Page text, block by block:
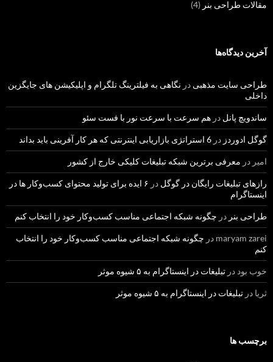
مقالات طراحی بنر (4)
آخرین دیدگاه‌ها
طراحی سایت مذهبی در نگاهی به فیلترینگ تلگرام و اپلیکیشن های جایگزین
داخلی
ساندویچ پانل در هم سرعت با سرعت نور با فست سئو
گوگل ادوردز در 6 استراتژی بازاریابی اینترنتی که هر کار آفرینی باید بداند
امیر در معرفی برترین شبکه تبلیغات کلیکی خارج از کشور
رازهای تبلیغات رایگان در گوگل در
۶ ایده برای تولید محتوای کسب‌و‌کار ها در
اینستاگرام
طراحی بنر در چگونه شبکه اجتماعی مناسب کسب‌وکار خود را انتخاب کنم
maryam zarei در چگونه شبکه اجتماعی مناسب کسب‌وکار خود را انتخاب
کنم
خوب بود در تبلیغات در اینستاگرام به ۵ شیوه موثر
ثریا در تبلیغات در اینستاگرام به ۵ شیوه موثر
برچسب ها